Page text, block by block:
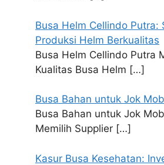
Busa Helm Cellindo Putra:
Produksi Helm Berkualitas
Busa Helm Cellindo Putra
Kualitas Busa Helm […]
Busa Bahan untuk Jok
Busa Bahan untuk Jok
Memilih Supplier […]
Kasur Busa Kesehatan: